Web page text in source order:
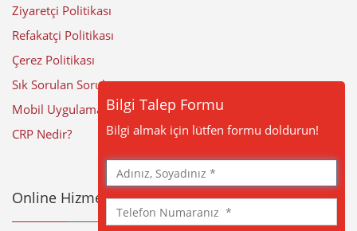
Bilgi Talep Formu
Bilgi almak için lütfen formu doldurun!
Adınız,
Soyadınız
Telefon
Numaranız
Ziyaretçi Politikası
Refakatçi Politikası
Çerez Politikası
Sık Sorulan Sorular
Mobil Uygulama
CRP Nedir?
Online Hizmetler